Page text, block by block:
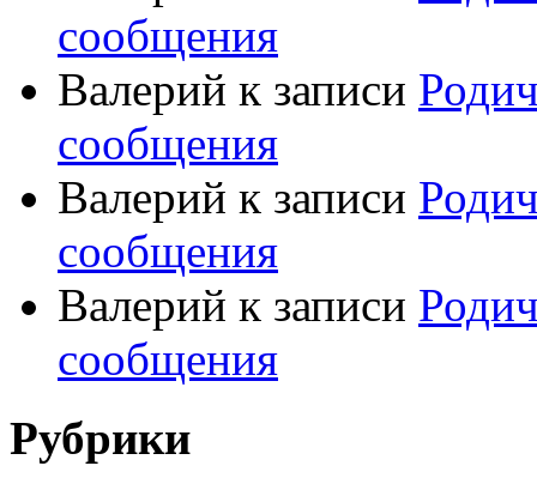
сообщения
Валерий к записи
сообщения
Валерий к записи
сообщения
Валерий к записи
сообщения
Рубрики